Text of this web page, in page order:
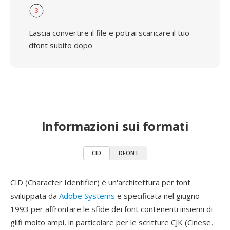
3
Lascia convertire il file e potrai scaricare il tuo
dfont subito dopo
Informazioni sui formati
CID DFONT
CID (Character Identifier) è un'architettura per font
sviluppata da Adobe Systems e specificata nel giugno
1993 per affrontare le sfide dei font contenenti insiemi di
glifi molto ampi, in particolare per le scritture CJK (Cinese,